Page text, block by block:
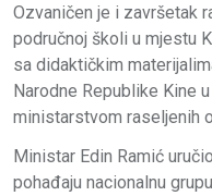
Ozvaničen je i završetak
područnoj školi u mjestu
sa didaktičkim
Narodne Republike Kine
ministarstvom raseljenih
Ministar Edin Ramić
pohađaju nacionalnu